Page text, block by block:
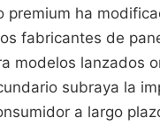
premium ha
fabricantes de
modelos lanzados
subraya la
a largo